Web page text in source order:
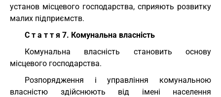
установ місцевого господарства, сприяють розвитку
малих підприємств.
С т а т т я 7. Комунальна власність
Комунальна власність становить основу
місцевого господарства.
Розпорядження і управління комунальною
власністю здійснюють від імені населення